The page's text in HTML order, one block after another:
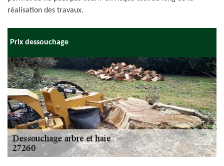
réalisation des travaux.
Prix dessouchage